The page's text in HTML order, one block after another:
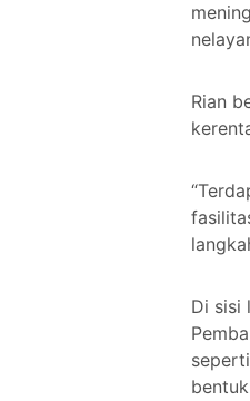
Rian
Di sisi